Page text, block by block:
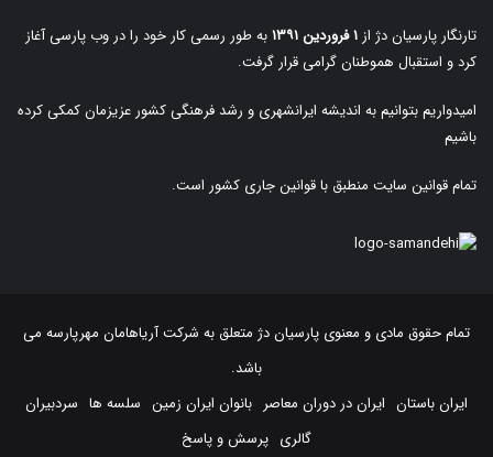
تارنگار پارسیان دژ از ۱ فروردین ۱۳۹۱
به طور رسمی کار خود را در وب پارسی آغاز
کرد و استقبال هموطنان گرامی قرار گرفت.
امیدواریم بتوانیم به اندیشه ایرانشهری و رشد فرهنگی کشور عزیزمان کمکی کرده
باشیم
تمام قوانین سایت منطبق با قوانین جاری کشور است.
تمام حقوق مادی و معنوی پارسیان دژ متعلق به شرکت آریاهامان مهرپارسه می
باشد.
ایران باستان ایران در دوران معاصر بانوان ایران زمین سلسه ها سردبیران
گالری پرسش و پاسخ